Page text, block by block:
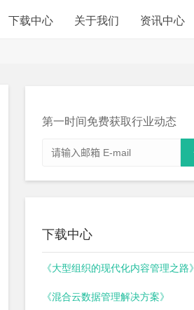
下载中心 关于我们 资讯中心
第一时间免费获取行业动态
下载中心
《大型组织的现代化内容管理之路》
《混合云数据管理解决方案》